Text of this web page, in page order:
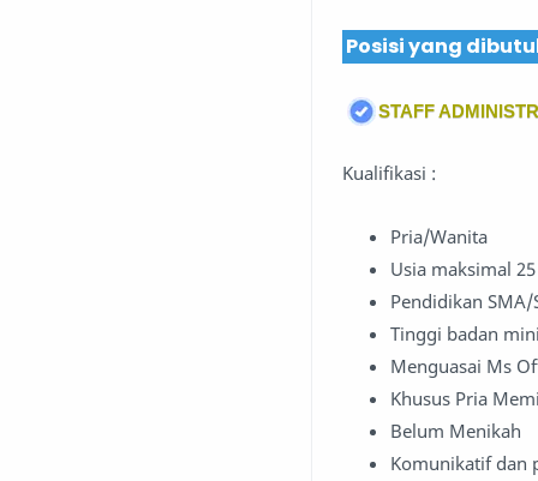
Posisi yang
STAFF
Kualifikasi :
Pria/Wanita
Usia maksimal
Pendidikan SMA/
Tinggi badan
Menguasai Ms
Khusus Pria
Belum Menikah
Komunikatif dan